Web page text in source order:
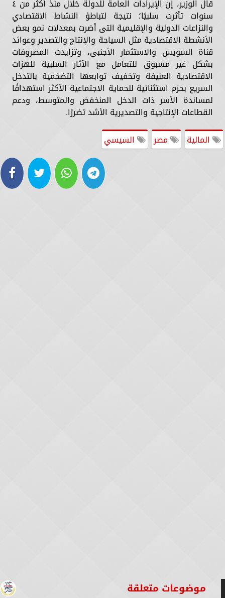
قال الوزير، إن الإيرادات العامة للدولة خلال منذ أكثر من ٤
سنوات تأثرت سلبيًا؛ نتيجة لتباطؤ النشاط الاقتصادي
والنزاعات الدولية والإقليمية التى أضرت بمعدلات نمو بعض
الأنشطة الاقتصادية مثل السياحة والإنتاج والتصدير وعوائد
قناة السويس والاستثمار الأجنبى، وتزايدت المصروفات
بشكل غير مسبوق للتعامل مع الآثار السلبية للهزات
الاقتصادية العنيفة وتخفيف توابعها التضخمية بالتدخل
السريع بحزم استثنائية للحماية الاجتماعية الأكثر استهدافًا
لمساندة الأسر ذات الدخل المنخفض والمتوسط، ودعم
القطاعات الإنتاجية والتصديرية الأشد تضررًا.
المالية
مصر السيسي
موضوعات متعلقة